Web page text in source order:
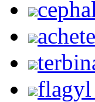
flagyl